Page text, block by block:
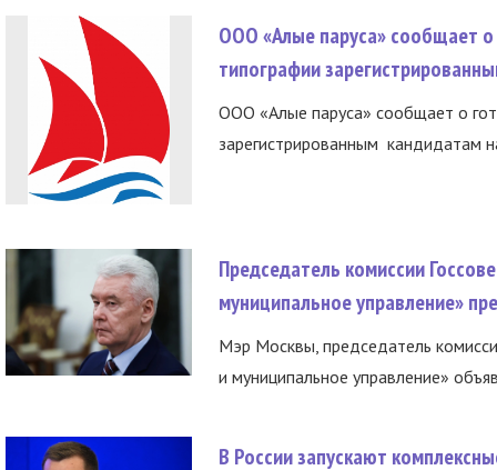
ООО «Алые паруса» сообщает о
типографии
ООО «Алые паруса» сообщает о
зарегистрированным кандидатам
Председатель комиссии
муниципальное управление»
Мэр Москвы, председатель
и муниципальное управление»
В России запускают